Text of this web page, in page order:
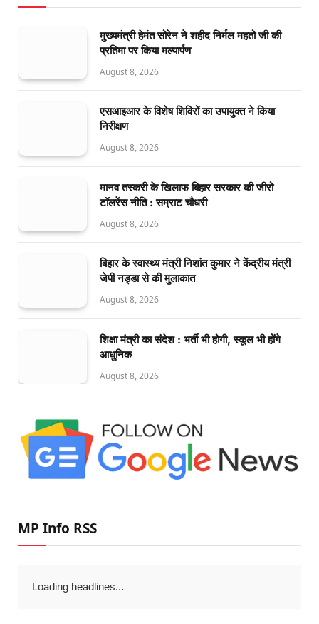
मुख्यमंत्री हेमंत सोरेन ने शहीद निर्मल महतो जी की
प्रतिमा पर किया मल्यार्पण
August 8, 2026
एसआइआर के विशेष शिविरों का उपायुक्त ने किया
निरीक्षण
August 8, 2026
मानव तस्करी के खिलाफ बिहार सरकार की जीरो
टॉलरेंस नीति : सम्राट चौधरी
August 8, 2026
बिहार के स्वास्थ्य मंत्री निशांत कुमार ने केंद्रीय मंत्री
जेपी नड्डा से की मुलाकात
August 8, 2026
शिक्षा मंत्री का संदेश : भर्ती भी होगी, स्कूल भी होंगे
आधुनिक
August 8, 2026
MP Info RSS
Loading headlines...